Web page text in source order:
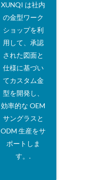
XUNQI は社内
の金型ワーク
ショップを利
用して、承認
された図面と
仕様に基づい
てカスタム金
型を開発し、
効率的な OEM
サングラスと
ODM 生産をサ
ポートしま
す。.